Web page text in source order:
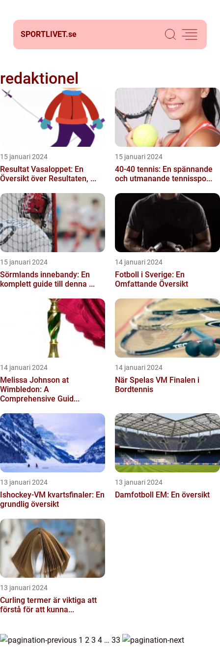
SPORTLIVET.se
redaktionel
15 januari 2024
Resultat Vasaloppet: En
Översikt över Resultaten, ...
15 januari 2024
40-40 tennis: En spännande
och utmanande tennisspo...
15 januari 2024
Sörmlands innebandy: En
komplett guide till denna ...
14 januari 2024
Fotboll i Sverige: En
Omfattande Översikt
14 januari 2024
Melissa Johnson at
Wimbledon: A
Comprehensive Guid...
14 januari 2024
När Spelas VM Finalen i
Bordtennis
13 januari 2024
Ishockey-VM kvartsfinaler: En
grundlig översikt
13 januari 2024
Damfotboll EM: En översikt
13 januari 2024
Curling termer är viktiga att
förstå för att kunna...
1 2 3 4 … 33